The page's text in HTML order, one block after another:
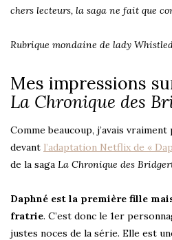
chers lecteurs, la saga ne fait que
Rubrique mondaine de lady
Mes impressions
La Chronique des
Comme beaucoup, j’avais
devant l’adaptation Netflix de «
de la saga La Chronique des
Daphné est la première fille
fratrie. C’est donc le 1er
justes noces de la série. Elle est